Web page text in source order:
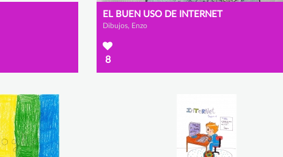
EL BUEN USO DE INTERNET
Dibujos, Enzo
8